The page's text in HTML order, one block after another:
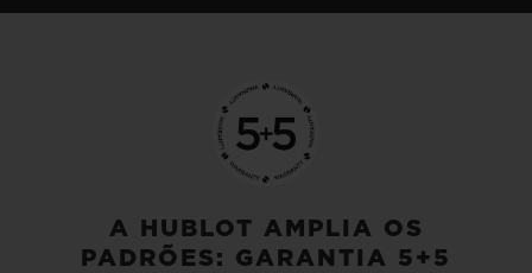
A HUBLOT AMPLIA OS
PADRÕES: GARANTIA 5+5